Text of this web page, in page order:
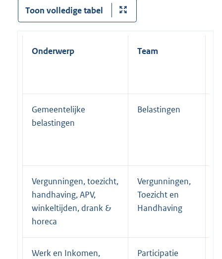
Toon volledige tabel
Onderwerp Team
Gemeentelijke
belastingen
Belastingen
Vergunningen, toezicht,
handhaving, APV,
winkeltijden, drank &
horeca
Vergunningen,
Toezicht en
Handhaving
Werk en Inkomen,
Participatie